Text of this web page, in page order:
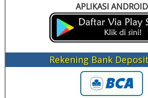
APLIKASI ANDROID
Rekening Bank